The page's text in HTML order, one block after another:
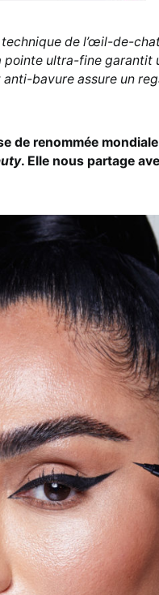
de l’œil-de-
pointe ultra-fine garantit
bavure assure un
de renommée
. Elle nous partage